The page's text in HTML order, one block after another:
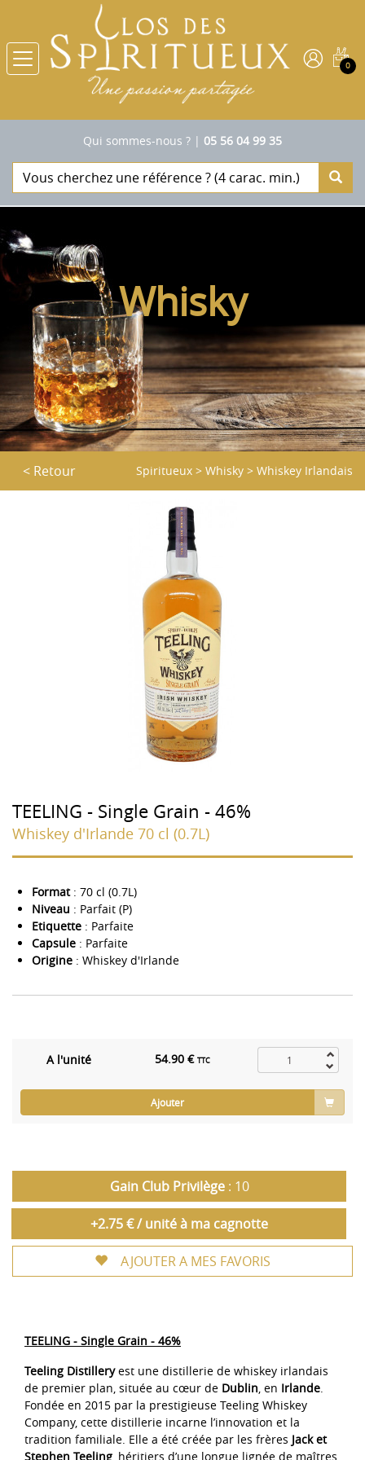
0
Qui sommes-nous ? | 05 56 04 99 35
Whisky
< Retour Spiritueux > Whisky > Whiskey Irlandais
TEELING - Single Grain - 46%
Whiskey d'Irlande 70 cl (0.7L)
Format: 70 cl (0.7L)
Niveau : Parfait (P)
Etiquette : Parfaite
Capsule : Parfaite
Origine : Whiskey d'Irlande
A l'unité 54.90 € TTC
Ajouter
Gain Club Privilège: 10
+2.75 € / unité à ma cagnotte
AJOUTER A MES FAVORIS
TEELING - Single Grain - 46%
Teeling Distilleryest une distillerie de whiskey irlandais
de premier plan, située au cœur de Dublin, en Irlande.
Fondée en 2015 par la prestigieuse Teeling Whiskey
Company, cette distillerie incarne l’innovation et la
tradition familiale. Elle a été créée par les frères Jack et
Stephen Teeling , héritiers d’une longue lignée de maîtres